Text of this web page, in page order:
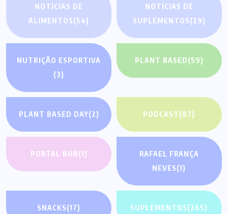
NOTÍCIAS DE
ALIMENTOS(54)
NOTÍCIAS DE
SUPLEMENTOS(29)
NUTRIÇÃO ESPORTIVA
(3)
PLANT BASED(59)
PLANT BASED DAY(2) PODCAST(87)
PORTAL BHB(1)
RAFAEL FRANÇA
NEVES(1)
SNACKS(17) SUPLEMENTOS(265)